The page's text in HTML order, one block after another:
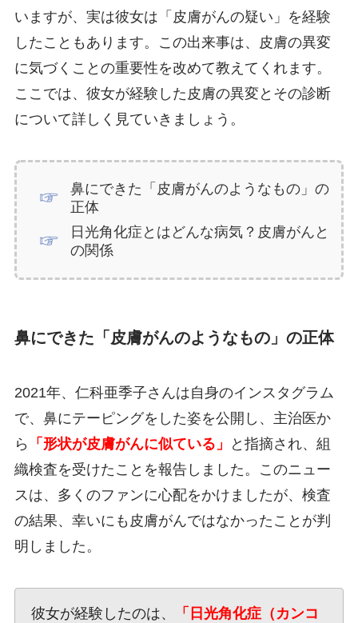
いますが、実は彼女は「皮膚がんの疑い」を経験
したこともあります。この出来事は、皮膚の異変
に気づくことの重要性を改めて教えてくれます。
ここでは、彼女が経験した皮膚の異変とその診断
について詳しく見ていきましょう。
鼻にできた「皮膚がんのようなもの」の
正体
日光角化症とはどんな病気？皮膚がんと
の関係
鼻にできた「皮膚がんのようなもの」の正体
2021年、仁科亜季子さんは自身のインスタグラム
で、鼻にテーピングをした姿を公開し、主治医か
ら
「形状が皮膚がんに似ている」
と指摘され、組
織検査を受けたことを報告しました。このニュー
スは、多くのファンに心配をかけましたが、検査
の結果、幸いにも皮膚がんではなかったことが判
明しました。
彼女が経験したのは、
「日光角化症（カンコ